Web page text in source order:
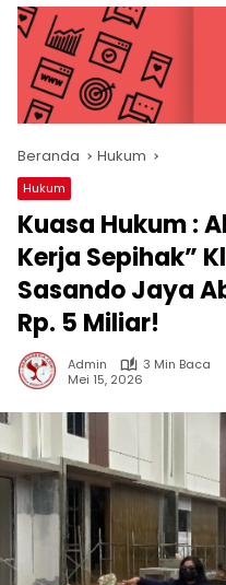
Beranda Hukum
Hukum
Kuasa Hukum :
Kerja Sepihak”
Sasando Jaya
Rp. 5 Miliar!
Admin
3 Min Baca
Mei 15, 2026